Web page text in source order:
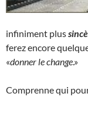
infiniment plus
ferez encore
«donner le change.»
Comprenne qui